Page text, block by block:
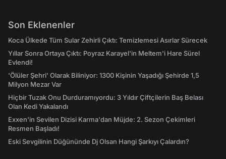
Son Eklenenler
Koca Ülkede Tüm Sular Zehirli Çıktı: Temizlemesi Asırlar Sürecek
Yıllar Sonra Ortaya Çıktı: Poyraz Karayel'in Meltem'i Hare Sürel
Evlendi!
'Ölüler Şehri' Olarak Biliniyor: 1300 Kişinin Yaşadığı Şehirde 1,5
Milyon Mezar Var
Hiçbir Tuzak Onu Durduramıyordu: 3 Yıldır Çiftçilerin Baş Belası
Olan Kedi Yakalandı
Exxen'in Sevilen Dizisi Karma'dan Müjde: 2. Sezon Çekimleri
Resmen Başladı!
Eski Sevgilinin Düğününde Dj Olsan Hangi Şarkıyı Çalardın?